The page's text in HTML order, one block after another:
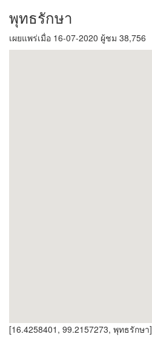
พุทธรักษา
เผยแพร่เมื่อ 16-07-2020 ผู้ชม 38,756
[16.4258401, 99.2157273, พุทธรักษา]